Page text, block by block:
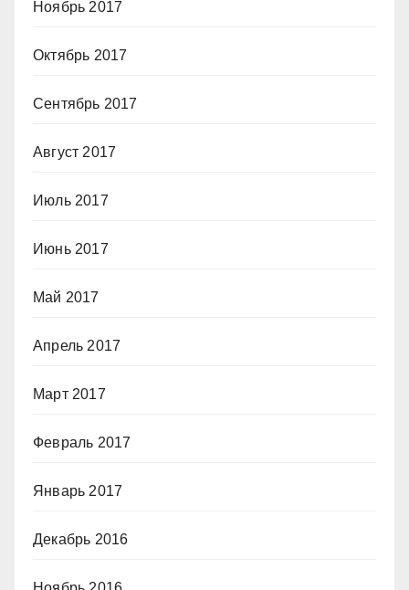
Ноябрь 2017
Октябрь 2017
Сентябрь 2017
Август 2017
Июль 2017
Июнь 2017
Май 2017
Апрель 2017
Март 2017
Февраль 2017
Январь 2017
Декабрь 2016